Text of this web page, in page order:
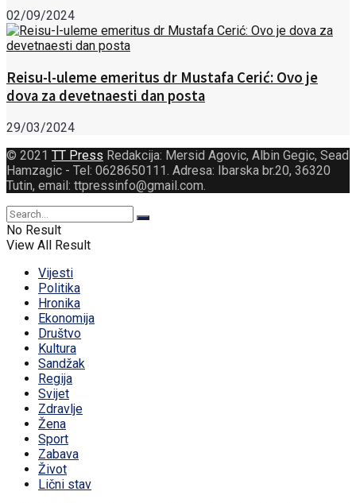
02/09/2024
Reisu-l-uleme emeritus dr Mustafa Cerić: Ovo je
dova za devetnaesti dan posta
29/03/2024
© 2021 TT Press Redakcija: Mersid Agovic, Albin Gegic, Sead
Hamzagic - Tel: 0628650111. Adresa: Ibarska br.20, 36320
Tutin, email: ttpressinfo@gmail.com.
No Result
View All Result
Vijesti
Politika
Hronika
Ekonomija
Društvo
Kultura
Sandžak
Regija
Svijet
Zdravlje
Žena
Sport
Zabava
Život
Lični stav